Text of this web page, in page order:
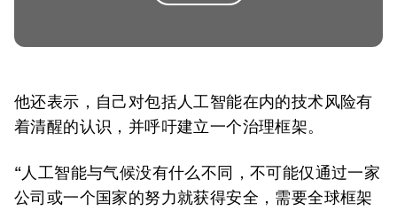
他还表示，自己对包括人工智能在内的技术风险有
着清醒的认识，并呼吁建立一个治理框架。
“人工智能与气候没有什么不同，不可能仅通过一家
公司或一个国家的努力就获得安全，需要全球框架